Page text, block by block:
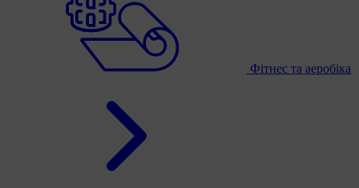
Фітнес та аеробіка